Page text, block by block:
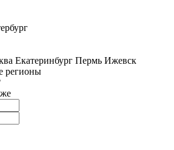
Екатеринбург Пермь Ижевск
регионы